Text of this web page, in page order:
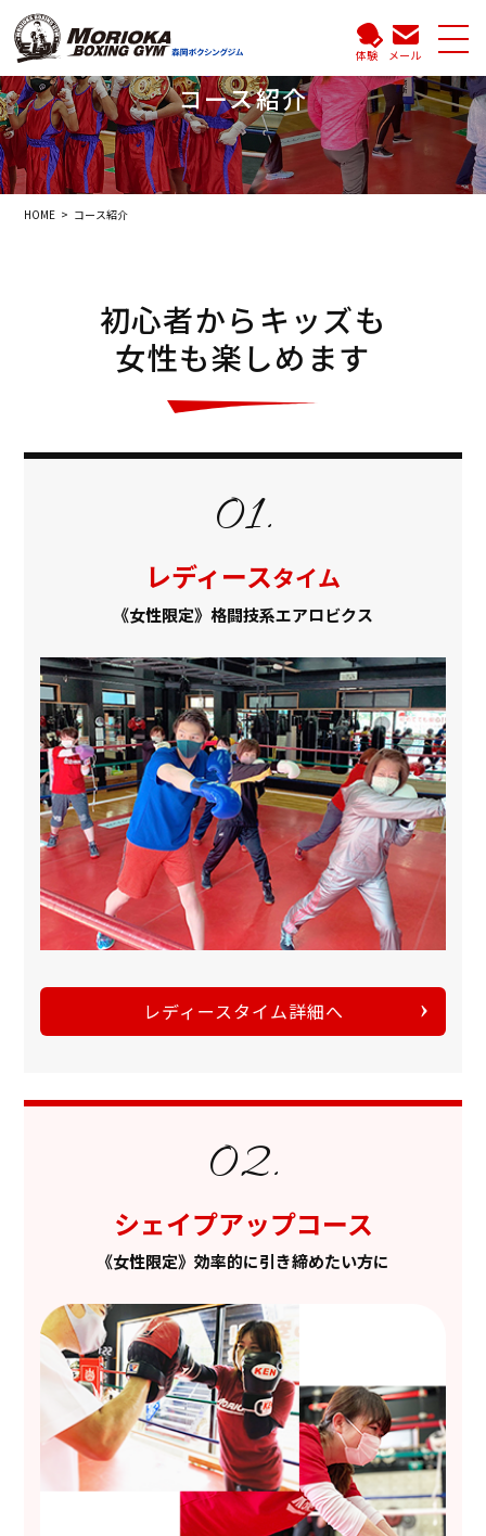
体験 メール
コース紹介
HOME コース紹介
初心者からキッズも
女性も楽しめます
レディースタイム
《女性限定》格闘技系エアロビクス
レディースタイム詳細へ
シェイプアップコース
《女性限定》効率的に引き締めたい方に